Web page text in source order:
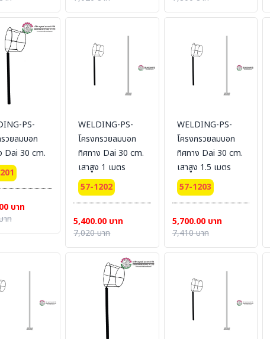
PS-
วยลมบอก
Dai 30 cm.
บาท
าท
WELDING-PS-
โครงกรวยลมบอก
ทิศทาง Dai 30 cm.
เสาสูง 1 เมตร
57-1202
5,400.00 บาท
7,020 บาท
WELDING-PS-
โครงกรวยลมบอก
ทิศทาง Dai 30 cm.
เสาสูง 1.5 เมตร
57-1203
5,700.00 บาท
7,410 บาท